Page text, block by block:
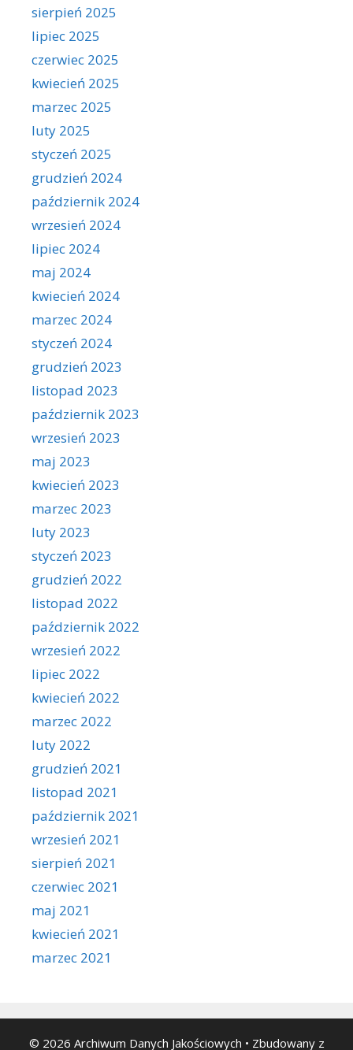
sierpień 2025
lipiec 2025
czerwiec 2025
kwiecień 2025
marzec 2025
luty 2025
styczeń 2025
grudzień 2024
październik 2024
wrzesień 2024
lipiec 2024
maj 2024
kwiecień 2024
marzec 2024
styczeń 2024
grudzień 2023
listopad 2023
październik 2023
wrzesień 2023
maj 2023
kwiecień 2023
marzec 2023
luty 2023
styczeń 2023
grudzień 2022
listopad 2022
październik 2022
wrzesień 2022
lipiec 2022
kwiecień 2022
marzec 2022
luty 2022
grudzień 2021
listopad 2021
październik 2021
wrzesień 2021
sierpień 2021
czerwiec 2021
maj 2021
kwiecień 2021
marzec 2021
© 2026 Archiwum Danych Jakościowych • Zbudowany z